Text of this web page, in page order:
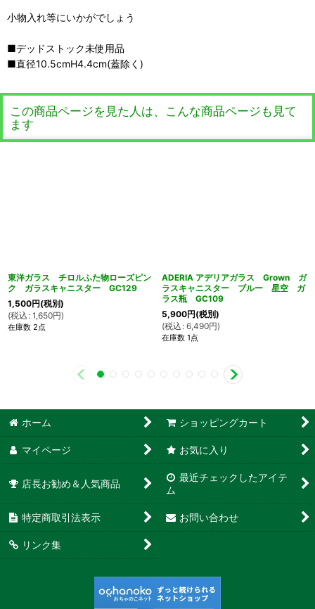
小物入れ等にいかがでしょう
■デッドストック未使用品
■直径10.5cmH4.4cm(蓋除く)
この商品ページを見た人は、こんな商品ページも見て
ます
東洋ガラス チロルふた物ローズピン
ク ガラスキャニスター GC129
1,500円(税別)
(税込 : 1,650円)
在庫数 2点
ADERIA アデリアガラス Grown ガ
ラスキャニスター ブルー 星空 ガ
ラス瓶 GC109
5,900円(税別)
(税込 : 6,490円)
在庫数 1点
ホーム ショッピングカート
マイページ お気に入り
店長お勧め＆人気商品
最近チェックしたアイテ
ム
特定商取引法表示 お問い合わせ
リンク集